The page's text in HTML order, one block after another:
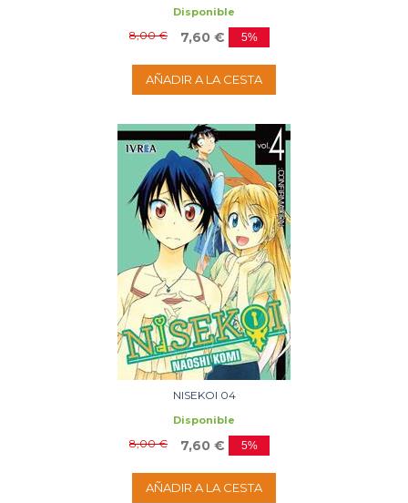
Disponible
8,00 € 7,60 € 5%
AÑADIR A LA CESTA
NISEKOI 04
Disponible
8,00 € 7,60 € 5%
AÑADIR A LA CESTA